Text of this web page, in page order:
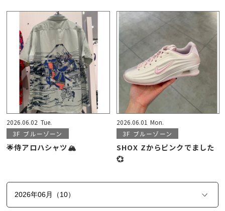
2026.06.02 Tue.
3F ブルーゾーン
🌟侍アロハシャツ🏔
2026.06.01 Mon.
3F ブルーゾーン
SHOX Zからピンクでました
💞